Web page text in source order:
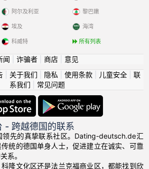
阿尔及利亚
埃及
科威特
黎巴嫩
海湾
所有列表
闻 诈骗者| 商店| 意见
| 关于我们 隐私 使用条款| 儿童安全| 联
系我们
常见问题
- 跨越德国的联系
领先的真挚联系社区。Dating-deutsch.de汇
统的德国单身人士，促进建立在诚实、可靠
系。
隆文化区还是法兰克福商业区，都能找到欣